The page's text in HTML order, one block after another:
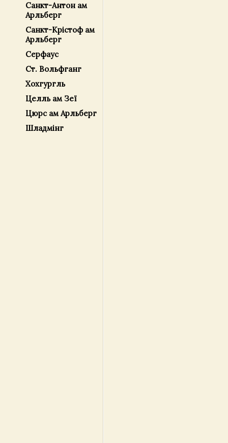
Санкт-Антон ам
Арльберг
Санкт-Крістоф ам
Арльберг
Серфаус
Ст. Вольфганг
Хохгургль
Целль ам Зеї
Цюрс ам Арльберг
Шладмінг